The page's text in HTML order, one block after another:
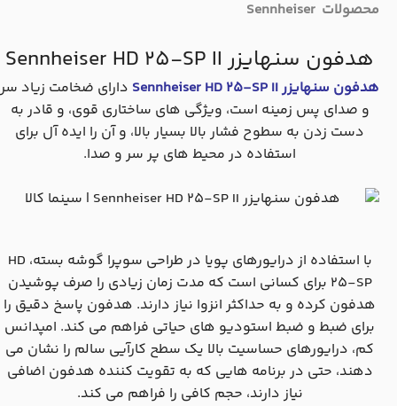
محصولات Sennheiser
هدفون سنهایزر Sennheiser HD 25-SP II
هدفون سنهایزر Sennheiser HD 25-SP II
دارای ضخامت زیاد سر
و صدای پس زمینه است، ویژگی های ساختاری قوی، و قادر به
دست زدن به سطوح فشار بالا بسیار بالا، و آن را ایده آل برای
استفاده در محیط های پر سر و صدا.
با استفاده از درایورهای پویا در طراحی سوپرا گوشه بسته، HD
25-SP برای کسانی است که مدت زمان زیادی را صرف پوشیدن
هدفون کرده و به حداکثر انزوا نیاز دارند. هدفون پاسخ دقیق را
برای ضبط و ضبط استودیو های حیاتی فراهم می کند. امپدانس
کم، درایورهای حساسیت بالا یک سطح کارآیی سالم را نشان می
دهند، حتی در برنامه هایی که به تقویت کننده هدفون اضافی
نیاز دارند، حجم کافی را فراهم می کند.